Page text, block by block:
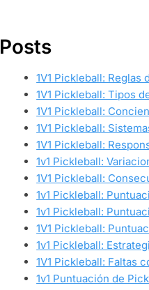
Posts
1V1 Pickleball: Reglas
1V1 Pickleball: Tipos
1V1 Pickleball:
1V1 Pickleball:
1V1 Pickleball:
1v1 Pickleball:
1V1 Pickleball:
1v1 Pickleball:
1v1 Pickleball:
1V1 Pickleball:
1v1 Pickleball:
1V1 Pickleball: Faltas
1v1 Puntuación de